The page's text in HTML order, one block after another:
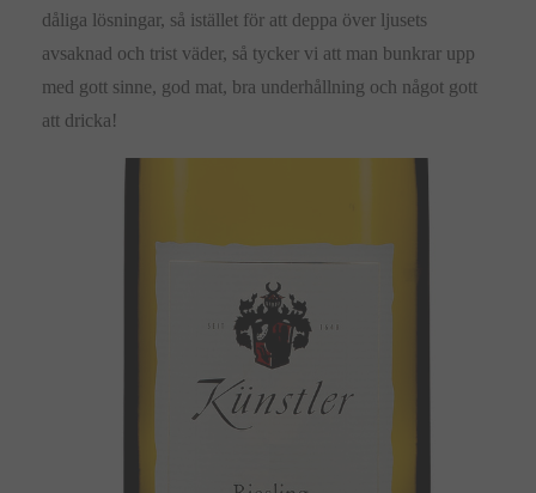
dåliga lösningar, så istället för att deppa över ljusets
avsaknad och trist väder, så tycker vi att man bunkrar upp
med gott sinne, god mat, bra underhållning och något gott
att dricka!